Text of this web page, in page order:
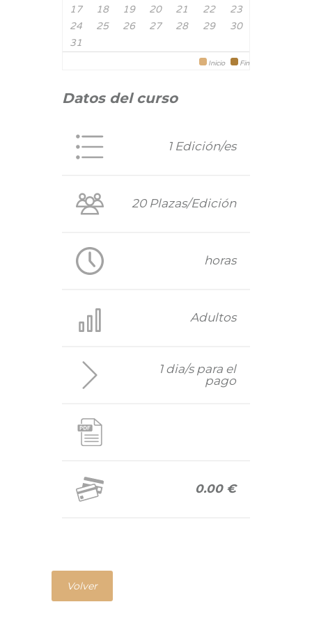
17 18 19 20 21 22
23
24
25 26 27 28 29
30
31
Inicio Fin
Datos del curso
1 Edición/es
20 Plazas/Edición
horas
Adultos
1 dia/s para el
pago
0.00 €
Volver